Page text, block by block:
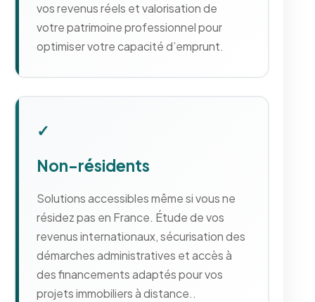
vos revenus réels et valorisation de
votre patrimoine professionnel pour
optimiser votre capacité d’emprunt.
✓
Non-résidents
Solutions accessibles même si vous ne
résidez pas en France. Étude de vos
revenus internationaux, sécurisation des
démarches administratives et accès à
des financements adaptés pour vos
projets immobiliers à distance..